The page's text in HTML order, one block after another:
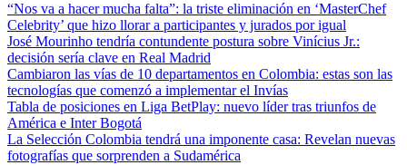
“Nos va a hacer mucha falta”: la triste eliminación en ‘MasterChef
Celebrity’ que hizo llorar a participantes y jurados por igual
José Mourinho tendría contundente postura sobre Vinícius Jr.:
decisión sería clave en Real Madrid
Cambiaron las vías de 10 departamentos en Colombia: estas son las
tecnologías que comenzó a implementar el Invías
Tabla de posiciones en Liga BetPlay: nuevo líder tras triunfos de
América e Inter Bogotá
La Selección Colombia tendrá una imponente casa: Revelan nuevas
fotografías que sorprenden a Sudamérica